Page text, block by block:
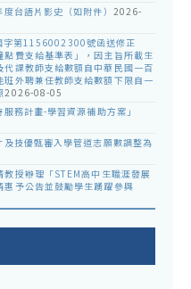
台語片影史（如附件） 2026-
第1156002300號函送修正
點費支給基準表」，因主旨所載生
課教師支給數額自中華民國一百
外聘兼任教師支給數額下限自一
2026-08-05
務計畫-學習資源補助方案」
技優甄審入學管道志願數調整為
授辦理「STEM高中生職涯發展
予公告並鼓勵學生踴躍參與